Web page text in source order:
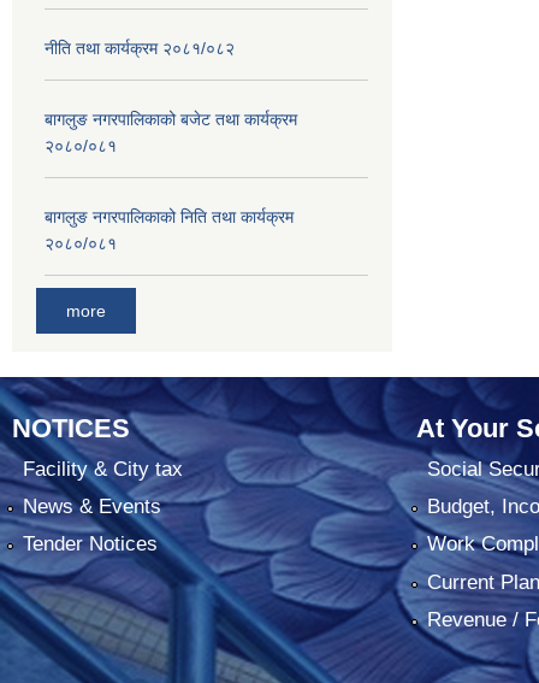
नीति तथा कार्यक्रम २०८१/०८२
बागलुङ नगरपालिकाको बजेट तथा कार्यक्रम
२०८०/०८१
बागलुङ नगरपालिकाको निति तथा कार्यक्रम
२०८०/०८१
more
NOTICES
Facility & City tax
News & Events
Tender Notices
At Your
Social
Budget,
Work
Current Plan
Revenue /